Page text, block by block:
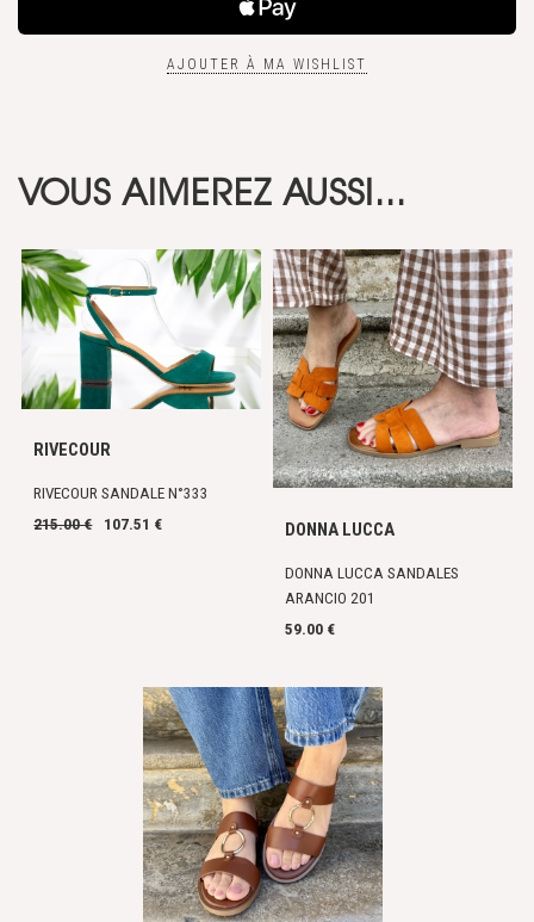
AJOUTER À MA WISHLIST
VOUS AIMEREZ AUSSI...
RIVECOUR
RIVECOUR SANDALE N°333
215.00 €
107.51 € DONNA LUCCA
DONNA LUCCA SANDALES
ARANCIO 201
59.00 €